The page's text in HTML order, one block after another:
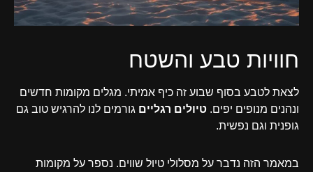
חוויות טבע והשטח
לצאת לטבע בסוף שבוע זה כיף אמיתי. מגלים מקומות חדשים
ונהנים מנופים יפים. טיולים רגליים גורמים לנו להרגיש טוב גם
גופנית וגם נפשית.
במאמר הזה נדבר על מסלולי טיול שווים. נספר על מקומות